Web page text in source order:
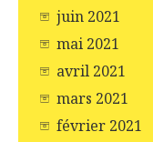
juin 2021
mai 2021
avril 2021
mars 2021
février 2021